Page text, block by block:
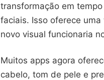
transformação em
faciais. Isso oferece
novo visual funcionaria
Muitos apps agora
cabelo, tom de pele e